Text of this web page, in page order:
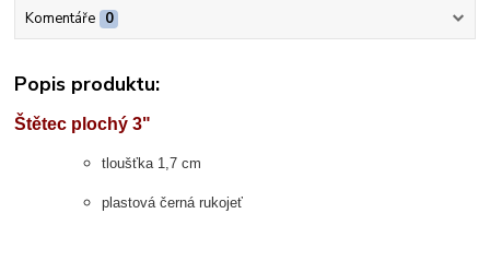
Komentáře 0
Popis produktu:
Štětec plochý 3"
tloušťka 1,7 cm
plastová černá rukojeť